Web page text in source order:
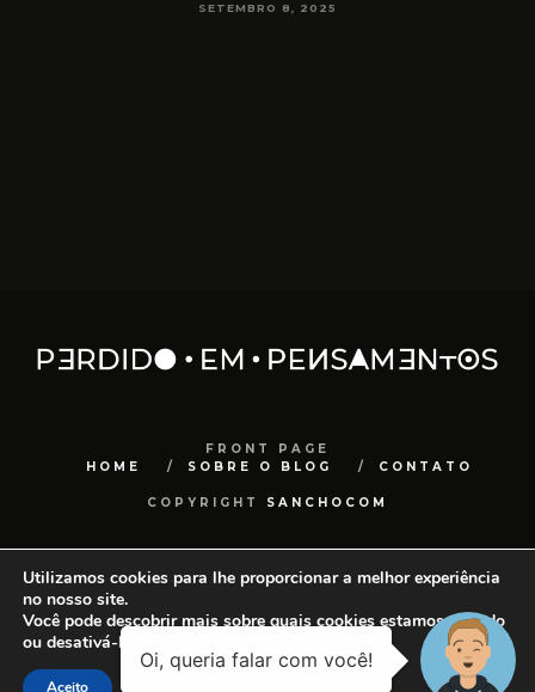
SETEMBRO 8, 2025
FRONT PAGE
HOME
SOBRE O BLOG CONTATO
COPYRIGHT SANCHOCOM
Utilizamos cookies para lhe proporcionar a melhor experiência
no nosso site.
Você pode descobrir mais sobre quais cookies estamos usando
ou desativá-los em
Aceito